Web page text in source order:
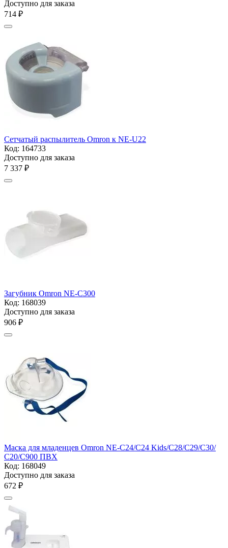
Доступно для заказа
‍714‍ ₽
Сетчатый распылитель Omron к NE-U22
Код: 164733
Доступно для заказа
7 337 ₽
Загубник Omron NE-С300
Код: 168039
Доступно для заказа
‍906‍ ₽
Маска для младенцев Omron NE-С24/С24 Kids/С28/С29/С30/
С20/С900 ПВХ
Код: 168049
Доступно для заказа
‍672‍ ₽